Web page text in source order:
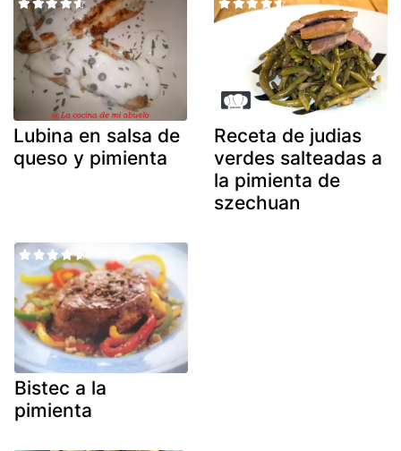
Lubina en salsa de
queso y pimienta
Receta de judias
verdes salteadas a
la pimienta de
szechuan
Bistec a la
pimienta